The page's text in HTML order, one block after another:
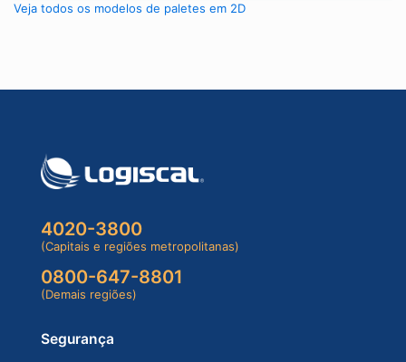
Veja todos os modelos de paletes em 2D
4020-3800
(Capitais e regiões metropolitanas)
0800-647-8801
(Demais regiões)
Segurança